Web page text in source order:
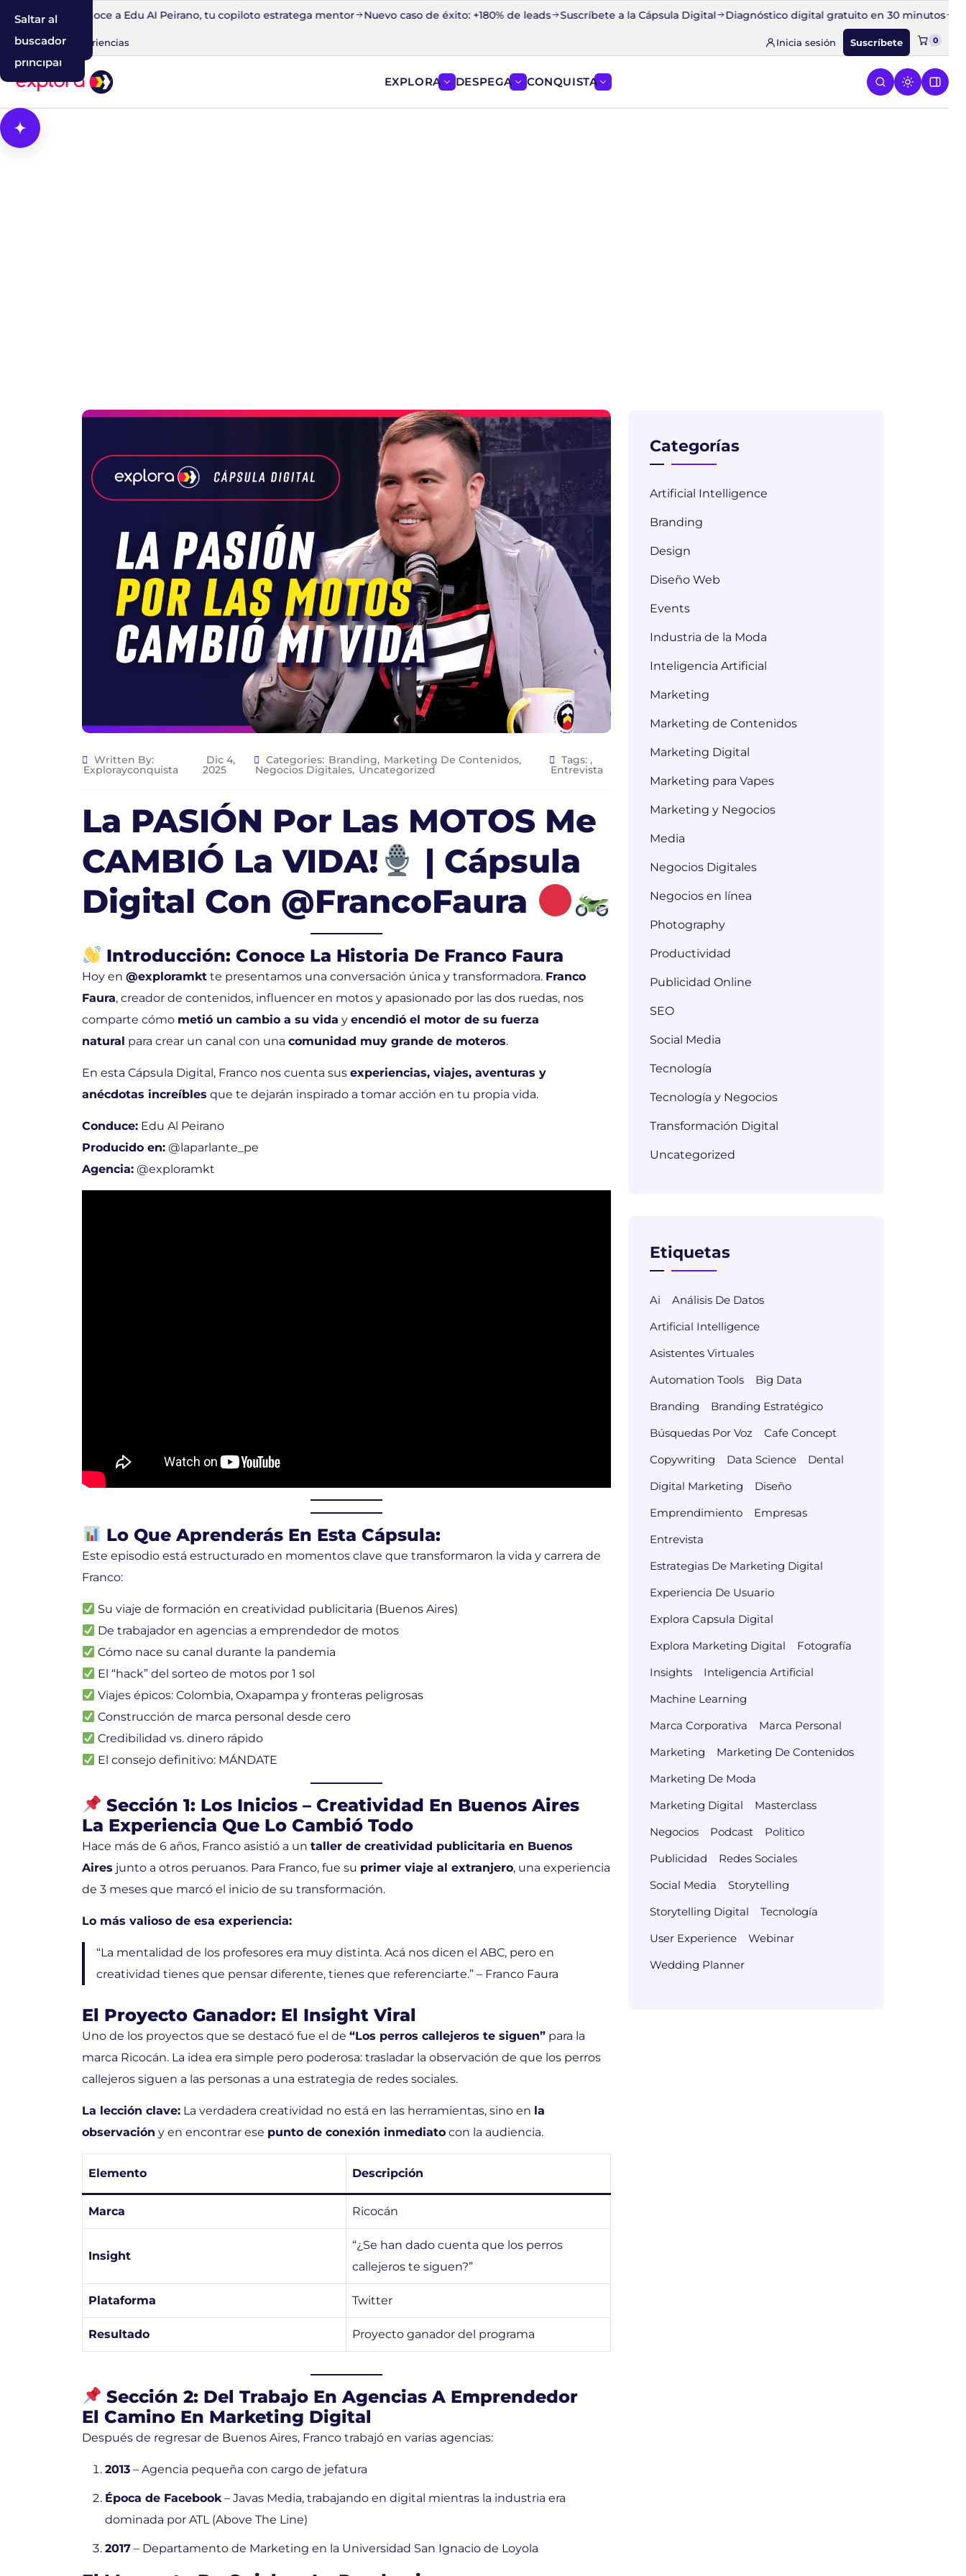
Saltar al
contenido
principal
Saltar a la
navegación
Saltar al
buscador
Conoce a Edu AI Peirano, tu copiloto estratega mentor Nuevo caso de éxito: +180% de leads Suscríbete a la Cápsula Digital Diagnóstico digital gratuito en 30 minutos
Blog IA Experiencias Inicia sesión Suscríbete 0
EXPLORAMostrar el menú de EXPLORA
DESPEGAMostrar el menú de DESPEGA
CONQUISTAMostrar el menú de CONQUISTA
Abrir Cosmos, el asistente con IA
Written By:
Explorayconquista
Dic 4,
2025
Categories: Branding, Marketing De Contenidos,
Negocios Digitales, Uncategorized
Tags:,
Entrevista
La PASIÓN Por Las MOTOS Me
CAMBIÓ La VIDA!
| Cápsula
Digital Con @FrancoFaura
Introducción: Conoce La Historia De Franco Faura
Hoy en @exploramkt te presentamos una conversación única y transformadora. Franco
Faura, creador de contenidos, influencer en motos y apasionado por las dos ruedas, nos
comparte cómo metió un cambio a su vida y encendió el motor de su fuerza
natural para crear un canal con una comunidad muy grande de moteros.
En esta Cápsula Digital, Franco nos cuenta sus experiencias, viajes, aventuras y
anécdotas increíbles que te dejarán inspirado a tomar acción en tu propia vida.
Conduce: Edu Al Peirano
Producido en: @laparlante_pe
Agencia: @exploramkt
Lo Que Aprenderás En Esta Cápsula:
Este episodio está estructurado en momentos clave que transformaron la vida y carrera de
Franco:
Su viaje de formación en creatividad publicitaria (Buenos Aires)
De trabajador en agencias a emprendedor de motos
Cómo nace su canal durante la pandemia
El “hack” del sorteo de motos por 1 sol
Viajes épicos: Colombia, Oxapampa y fronteras peligrosas
Construcción de marca personal desde cero
Credibilidad vs. dinero rápido
El consejo definitivo: MÁNDATE
Sección 1: Los Inicios – Creatividad En Buenos Aires
La Experiencia Que Lo Cambió Todo
Hace más de 6 años, Franco asistió a un taller de creatividad publicitaria en Buenos
Aires junto a otros peruanos. Para Franco, fue su primer viaje al extranjero, una experiencia
de 3 meses que marcó el inicio de su transformación.
Lo más valioso de esa experiencia:
“La mentalidad de los profesores era muy distinta. Acá nos dicen el ABC, pero en
creatividad tienes que pensar diferente, tienes que referenciarte.” – Franco Faura
El Proyecto Ganador: El Insight Viral
Uno de los proyectos que se destacó fue el de “Los perros callejeros te siguen” para la
marca Ricocán. La idea era simple pero poderosa: trasladar la observación de que los perros
callejeros siguen a las personas a una estrategia de redes sociales.
La lección clave: La verdadera creatividad no está en las herramientas, sino en la
observación y en encontrar ese punto de conexión inmediato con la audiencia.
Elemento Descripción
Marca Ricocán
Insight
“¿Se han dado cuenta que los perros
callejeros te siguen?”
Plataforma Twitter
Resultado Proyecto ganador del programa
Sección 2: Del Trabajo En Agencias A Emprendedor
El Camino En Marketing Digital
Después de regresar de Buenos Aires, Franco trabajó en varias agencias:
2013 – Agencia pequeña con cargo de jefatura
Época de Facebook– Javas Media, trabajando en digital mientras la industria era
dominada por ATL (Above The Line)
2017 – Departamento de Marketing en la Universidad San Ignacio de Loyola
Categorías
Artificial Intelligence
Branding
Design
Diseño Web
Events
Industria de la Moda
Inteligencia Artificial
Marketing
Marketing de Contenidos
Marketing Digital
Marketing para Vapes
Marketing y Negocios
Media
Negocios Digitales
Negocios en línea
Photography
Productividad
Publicidad Online
SEO
Social Media
Tecnología
Tecnología y Negocios
Transformación Digital
Uncategorized
Etiquetas
Ai
Análisis De Datos
Artificial Intelligence
Asistentes Virtuales
Automation Tools
Big Data
Branding
Branding Estratégico
Búsquedas Por Voz
Cafe Concept
Copywriting
Data Science
Dental
Digital Marketing
Diseño
Emprendimiento
Empresas
Entrevista
Estrategias De Marketing Digital
Experiencia De Usuario
Explora Capsula Digital
Explora Marketing Digital
Fotografía
Insights
Inteligencia Artificial
Machine Learning
Marca Corporativa
Marca Personal
Marketing
Marketing De Contenidos
Marketing De Moda
Marketing Digital
Masterclass
Negocios
Podcast
Politico
Publicidad
Redes Sociales
Social Media
Storytelling
Storytelling Digital
Tecnología
User Experience
Webinar
Wedding Planner